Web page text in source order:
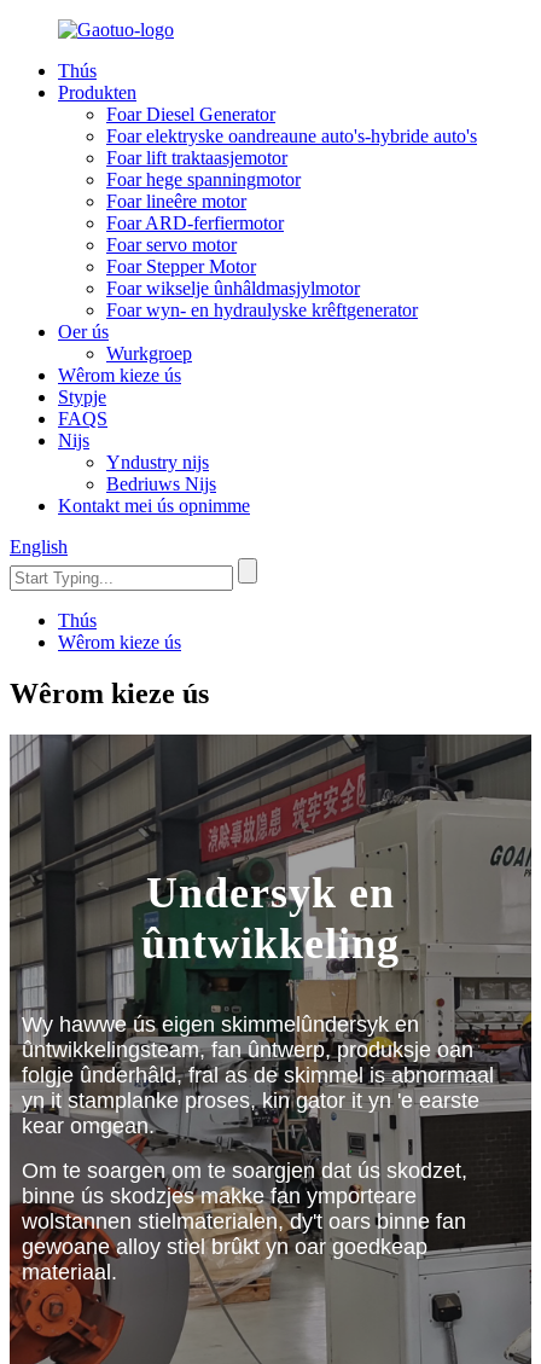
Thús
Produkten
Foar Diesel Generator
Foar elektryske oandreaune auto's-hybride auto's
Foar lift traktaasjemotor
Foar hege spanningmotor
Foar lineêre motor
Foar ARD-ferfiermotor
Foar servo motor
Foar Stepper Motor
Foar wikselje ûnhâldmasjylmotor
Foar wyn- en hydraulyske krêftgenerator
Oer ús
Wurkgroep
Wêrom kieze ús
Stypje
FAQS
Nijs
Yndustry nijs
Bedriuws Nijs
Kontakt mei ús opnimme
English
Thús
Wêrom kieze ús
Wêrom kieze ús
Undersyk en
ûntwikkeling
Wy hawwe ús eigen skimmelûndersyk en
ûntwikkelingsteam, fan ûntwerp, produksje oan
folgje ûnderhâld, fral as de skimmel is abnormaal
yn it stamplanke proses, kin gator it yn 'e earste
kear omgean.
Om te soargen om te soargjen dat ús skodzet,
binne ús skodzjes makke fan ymporteare
wolstannen stielmaterialen, dy't oars binne fan
gewoane alloy stiel brûkt yn oar goedkeap
materiaal.